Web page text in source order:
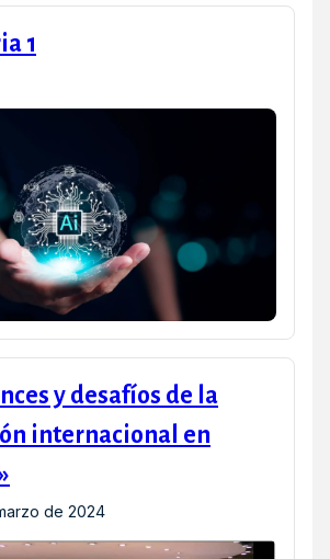
1
y desafíos de la
internacional en
de 2024